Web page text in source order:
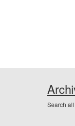
Search